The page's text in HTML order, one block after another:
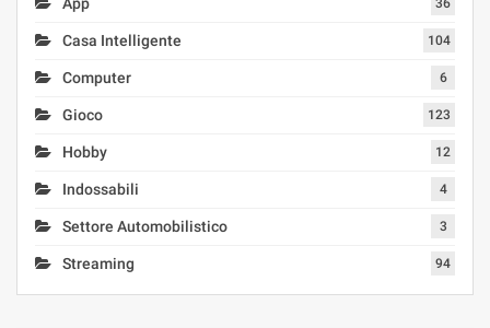
36
Casa Intelligente 104
Computer 6
Gioco 123
Hobby 12
Indossabili 4
Settore Automobilistico 3
Streaming 94